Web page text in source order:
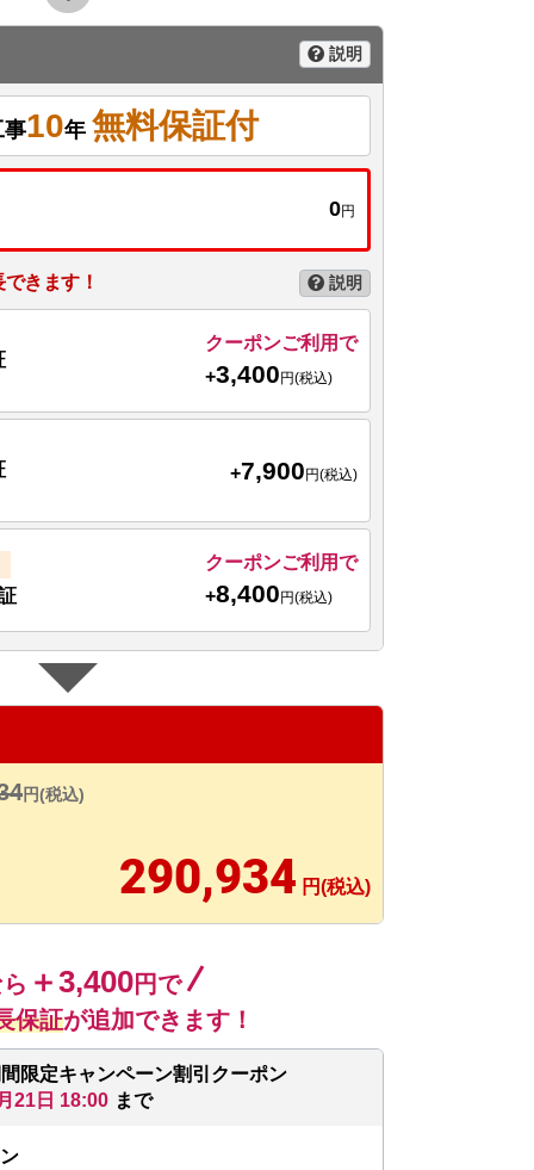
説明
事10年 無料保証付
0円
きます！ 説明
クーポンご利用で
+3,400円(税込)
+7,900円(税込)
クーポンご利用で
+8,400円(税込)
円(税込)
290,934 円(税込)
＋3,400円で
保証が追加できます！
限定キャンペーン割引クーポン
21日 18:00 まで